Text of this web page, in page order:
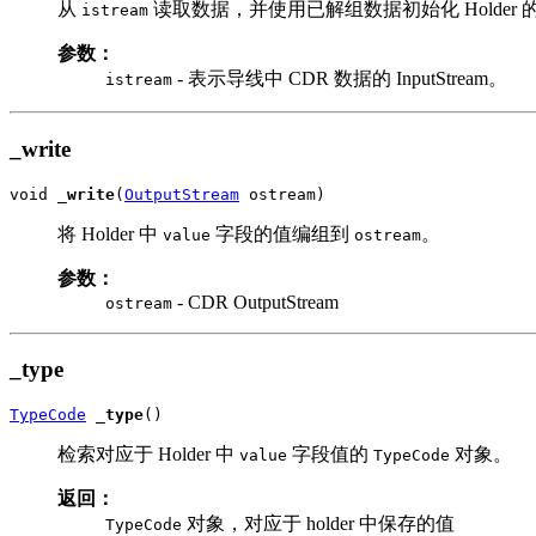
从 istream 读取数据，并使用已解组数据初始化 Holder
参数：
istream - 表示导线中 CDR 数据的 InputStream。
_write
void _write(OutputStream ostream)
将 Holder 中 value 字段的值编组到 ostream。
参数：
ostream - CDR OutputStream
_type
TypeCode _type()
检索对应于 Holder 中 value 字段值的 TypeCode 对象。
返回：
TypeCode 对象，对应于 holder 中保存的值